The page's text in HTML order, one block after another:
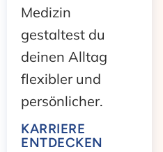
Medizin
gestaltest du
deinen Alltag
flexibler und
persönlicher.
KARRIERE
ENTDECKEN